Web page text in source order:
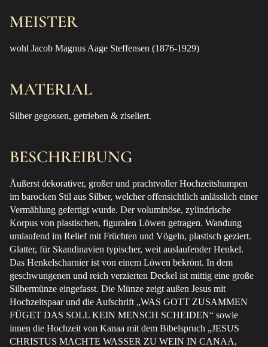
MEISTER
wohl Jacob Magnus Aage Steffensen (1876-1929)
MATERIAL
Silber gegossen, getrieben & ziseliert.
BESCHREIBUNG
Äußerst dekorativer, großer und prachtvoller Hochzeitshumpen
im barocken Stil aus Silber, welcher offensichtlich anlässlich einer
Vermählung gefertigt wurde. Der voluminöse, zylindrische
Korpus von plastischen, figuralen Löwen getragen. Wandung
umlaufend im Relief mit Früchten und Vögeln, plastisch geziert.
Glatter, für Skandinavien typischer, weit auslaufender Henkel.
Das Henkelscharnier ist von einem Löwen bekrönt. In dem
geschwungenen und reich verzierten Deckel ist mittig eine große
Silbermünze eingefasst. Die Münze zeigt außen Jesus mit
Hochzeitspaar und die Aufschrift „WAS GOTT ZUSAMMEN
FÜGET DAS SOLL KEIN MENSCH SCHEIDEN“ sowie
innen die Hochzeit von Kanaa mit dem Bibelspruch „JESUS
CHRISTUS MACHTE WASSER ZU WEIN IN CANAA,